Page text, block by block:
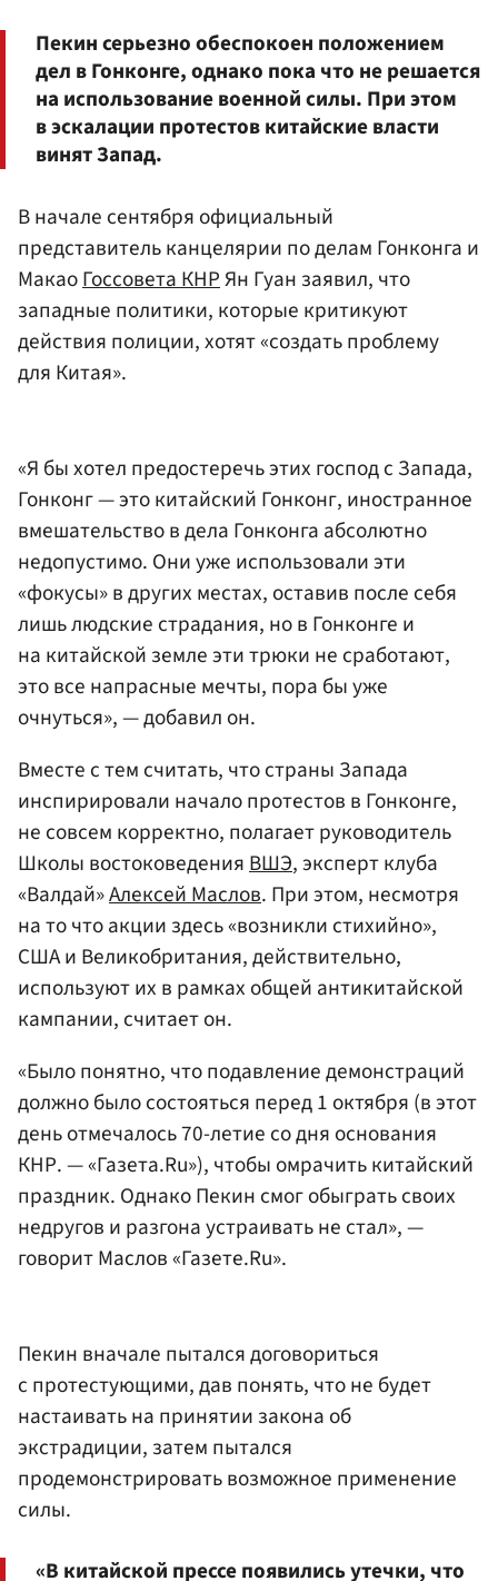
Пекин серьезно обеспокоен положением
дел в Гонконге, однако пока что не решается
на использование военной силы. При этом
в эскалации протестов китайские власти
винят Запад.
В начале сентября официальный
представитель канцелярии по делам Гонконга и
МакаоГоссовета КНРЯн Гуан заявил, что
западные политики, которые критикуют
действия полиции, хотят «создать проблему
для Китая».
«Я бы хотел предостеречь этих господ с Запада,
Гонконг — это китайский Гонконг, иностранное
вмешательство в дела Гонконга абсолютно
недопустимо. Они уже использовали эти
«фокусы» в других местах, оставив после себя
лишь людские страдания, но в Гонконге и
на китайской земле эти трюки не сработают,
это все напрасные мечты, пора бы уже
очнуться», — добавил он.
Вместе с тем считать, что страны Запада
инспирировали начало протестов в Гонконге,
не совсем корректно, полагает руководитель
Школы востоковеденияВШЭ, эксперт клуба
«Валдай»Алексей Маслов. При этом, несмотря
на то что акции здесь «возникли стихийно»,
США и Великобритания, действительно,
используют их в рамках общей антикитайской
кампании, считает он.
«Было понятно, что подавление демонстраций
должно было состояться перед 1 октября (в этот
день отмечалось 70-летие со дня основания
КНР. — «Газета.Ru»), чтобы омрачить китайский
праздник. Однако Пекин смог обыграть своих
недругов и разгона устраивать не стал», —
говорит Маслов «Газете.Ru».
Пекин вначале пытался договориться
с протестующими, дав понять, что не будет
настаивать на принятии закона об
экстрадиции, затем пытался
продемонстрировать возможное применение
силы.
«В китайской прессе появились утечки, что